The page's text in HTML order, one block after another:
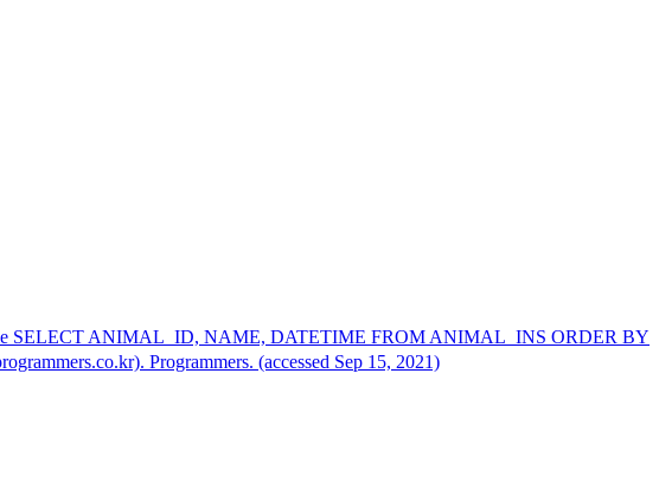
SELECT ANIMAL_ID, NAME, DATETIME FROM ANIMAL_INS ORDER BY
Programmers. (accessed Sep 15, 2021)